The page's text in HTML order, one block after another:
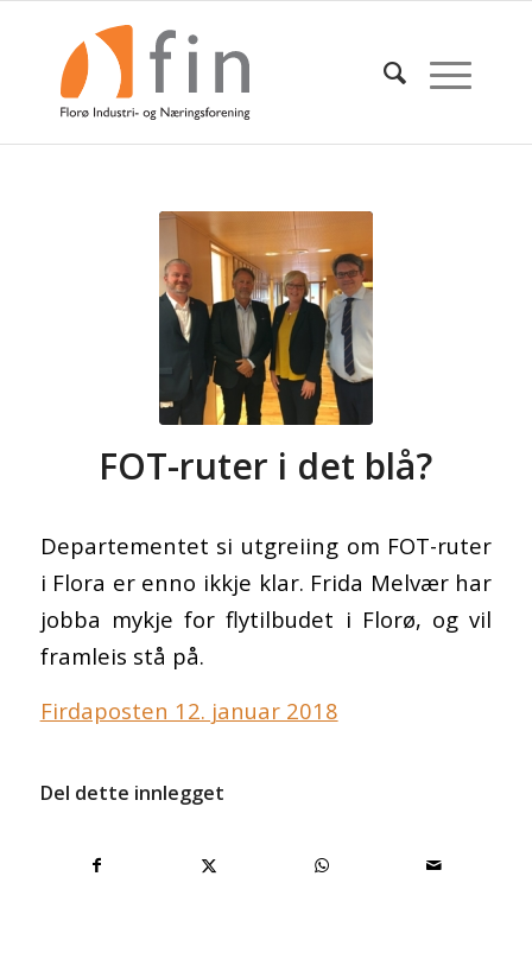
FOT-ruter i det blå?
Departementet si utgreiing om FOT-ruter
i Flora er enno ikkje klar. Frida Melvær har
jobba mykje for flytilbudet i Florø, og vil
framleis stå på.
Firdaposten 12. januar 2018
Del dette innlegget